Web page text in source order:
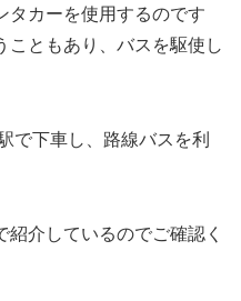
タカーを使用するのです
こともあり、バスを駆使し
で下車し、路線バスを利
介しているのでご確認く